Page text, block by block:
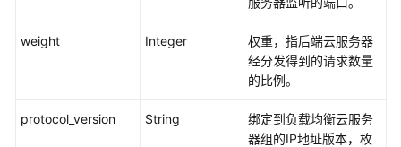
例
问
weight Integer
权重，指后端云服务器
经分发得到的请求数量
的比例。
protocol_version String
绑定到负载均衡云服务
器组的IP地址版本，枚